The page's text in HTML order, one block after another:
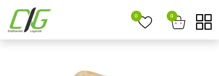
0 0